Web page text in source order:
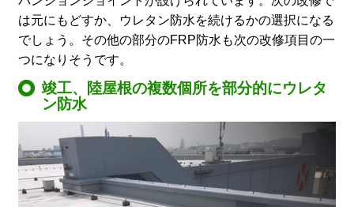
は元にもどすか、ウレタン防水を続けるかの選択になる
でしょう。その他の部分のFRP防水も次の改修項目の一
つになりそうです。
竣工、陸屋根の複数個所を部分的にウレタ
ン防水